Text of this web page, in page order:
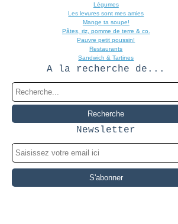
Légumes
Les levures sont mes amies
Mange ta soupe!
Pâtes, riz, pomme de terre & co.
Pauvre petit poussin!
Restaurants
Sandwich & Tartines
A la recherche de...
Newsletter